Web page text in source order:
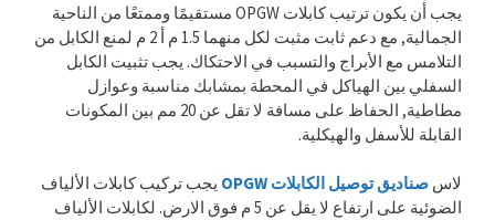
يجب أن يكون ترتيب كابلات OPGW مستقيمًا وممتعًا من الناحية
الجمالية, مع دعم ثابت مثبت لكل منهما 1.5 م أ 2 م لمنع الكابل من
التلامس مع الأبراج والتسبب في الاحتكاك. يجب تثبيت الكابل
السفلي بين الهياكل في المحطة بمشابك مناسبة وعوازل
مطاطية, الحفاظ على مسافة لا تقل عن 20 مم بين المكونات
القابلة للأسفل والهيكلية.
لاس صناديق توصيل الكابلات OPGW
يجب تركيب كابلات الألياف
الضوئية على ارتفاع لا يقل عن 5 م فوق الارض. لكابلات الألياف